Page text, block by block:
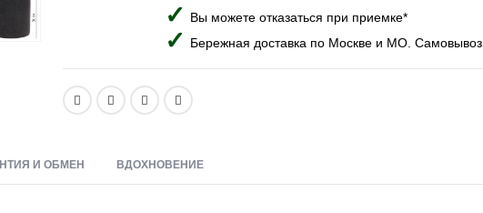
Вы можете отказаться при приемке*
Бережная доставка по Москве и МО. Самовывоз.
И ОБМЕН ВДОХНОВЕНИЕ